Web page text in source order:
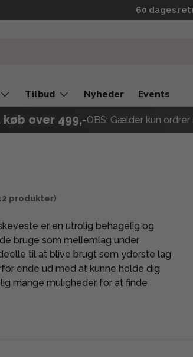
60 dages
Tilbud Nyheder Events
over 499,-OBS: Gælder kun
produkter)
er en utrolig behagelig og
bruge som mellemlag under
til at blive brugt som yderste lag
ende ud med at kunne holde dig
mange muligheder for at finde